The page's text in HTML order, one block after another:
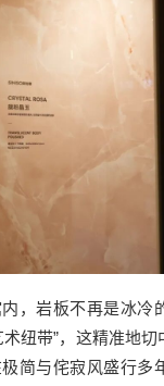
内 ，岩板不再是冰冷
纽带”， 这精准地切
极简与侘寂风盛行多